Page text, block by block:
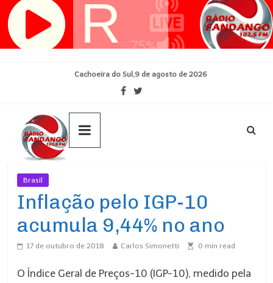
Pular
para
Cachoeira do Sul,9 de agosto de 2026
Brasil
Inflação pelo IGP-10
acumula 9,44% no ano
17 de outubro de 2018 Carlos Simonetti 0 min read
O Índice Geral de Preços-10 (IGP-10), medido pela